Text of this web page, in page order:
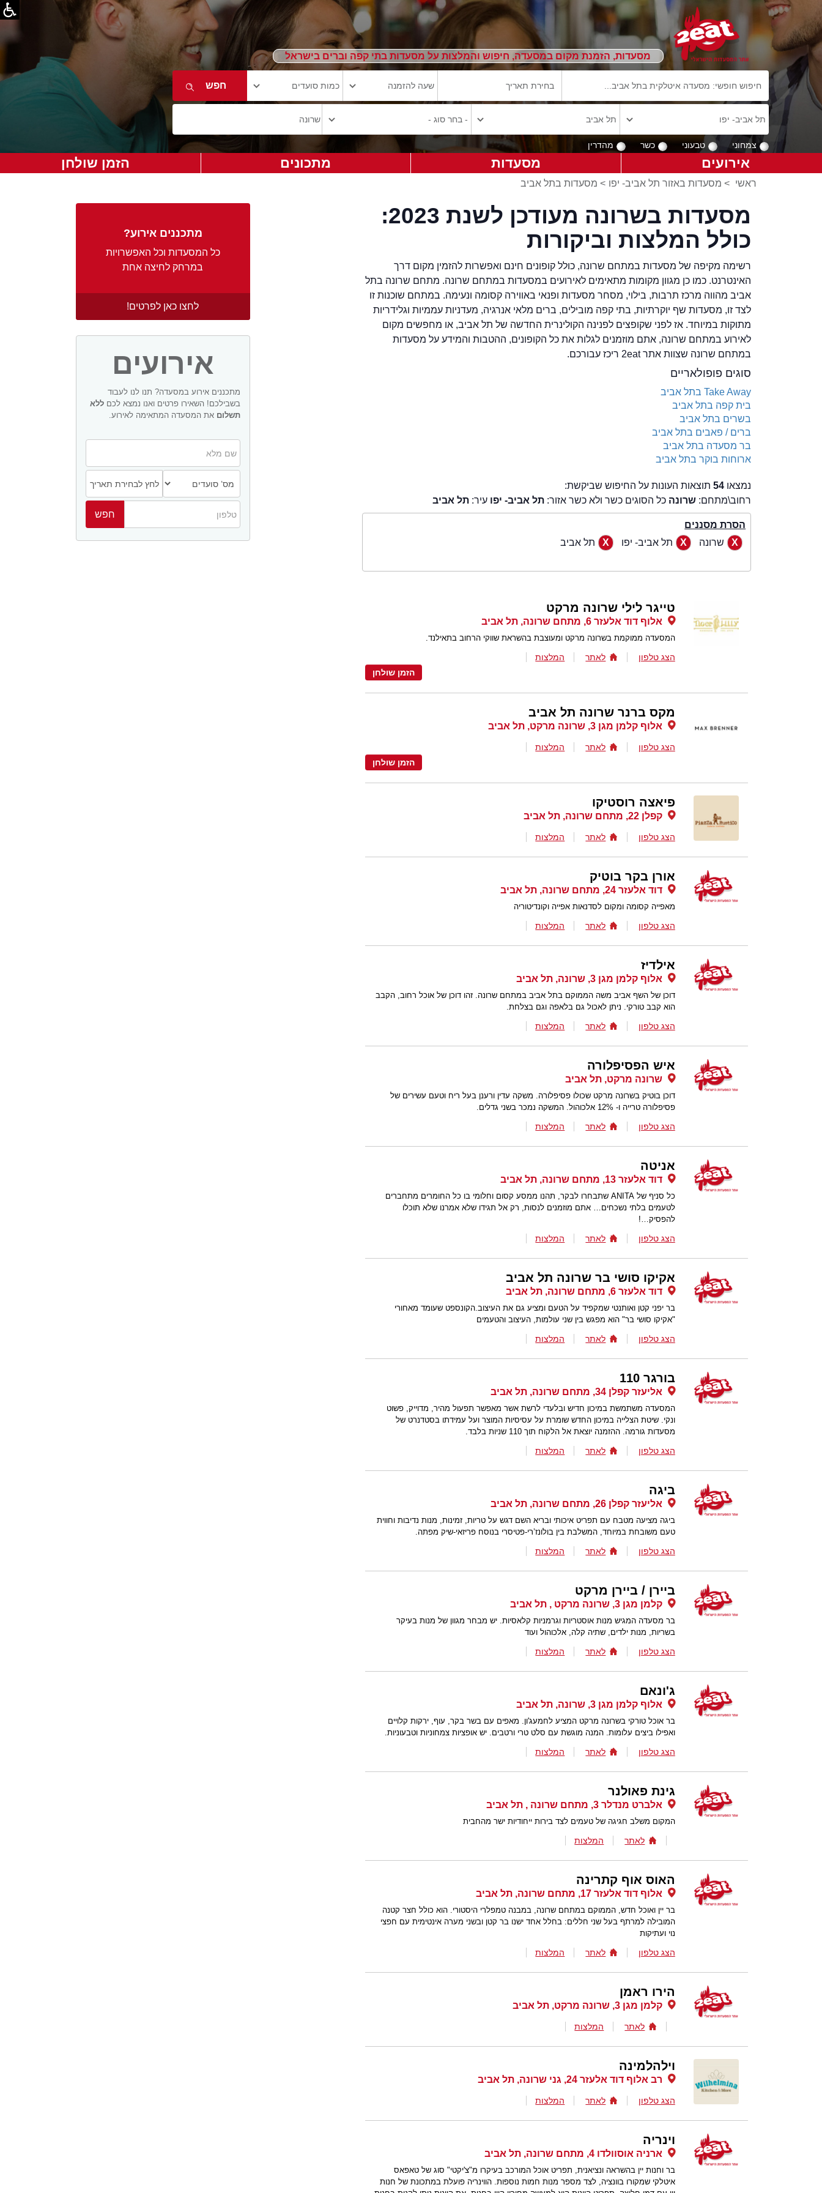
מסעדות, הזמנת מקום במסעדה, חיפוש והמלצות על מסעדות בתי קפה וברים בישראל
צמחוני טבעוני כשר מהדרין
אירועים מסעדות מתכונים הזמן שולחן
ראשי > מסעדות באזור תל אביב- יפו > מסעדות בתל אביב
מתכננים אירוע?
כל המסעדות וכל האפשרויות
במרחק לחיצה אחת
לחצו כאן לפרטים!
אירועים
מתכננים אירוע במסעדה? תנו לנו לעבוד
בשבילכם! השאירו פרטים ואנו נמצא לכם ללא
תשלום את המסעדה המתאימה לאירוע.
מסעדות בשרונה מעודכן לשנת 2023:
כולל המלצות וביקורות
רשימה מקיפה של מסעדות במתחם שרונה, כולל קופונים חינם ואפשרות להזמין מקום דרך
האינטרנט. כמו כן מגוון מקומות מתאימים לאירועים במסעדות במתחם שרונה. מתחם שרונה בתל
אביב מהווה מרכז תרבות, בילוי, מסחר מסעדות ופנאי באווירה קסומה ונעימה. במתחם שוכנות זו
לצד זו, מסעדות שף יוקרתיות, בתי קפה מובילים, ברים מלאי אנרגיה, מעדניות עממיות וגלידריות
מתוקות במיוחד. אז לפני שקופצים לפנינה הקולינרית החדשה של תל אביב, או מחפשים מקום
לאירוע במתחם שרונה, אתם מוזמנים לגלות את כל הקופונים, ההטבות והמידע על מסעדות
במתחם שרונה שצוות אתר 2eat ריכז עבורכם.
סוגים פופולאריים
Take Away בתל אביב
בית קפה בתל אביב
בשרים בתל אביב
ברים / פאבים בתל אביב
בר מסעדה בתל אביב
ארוחות בוקר בתל אביב
נמצאו 54תוצאות העונות על החיפוש שביקשת:
רחוב\מתחם: שרונה כל הסוגים כשר ולא כשר אזור: תל אביב- יפו עיר: תל אביב
הסרת מסננים
שרונה
תל אביב- יפו תל אביב
טייגר לילי שרונה מרקט
אלוף דוד אלעזר 6, מתחם שרונה, תל אביב
המסעדה ממוקמת בשרונה מרקט ומעוצבת בהשראת שווקי הרחוב בתאילנד.
הצג טלפון לאתר
המלצות
הזמן שולחן
מקס ברנר שרונה תל אביב
אלוף קלמן מגן 3, שרונה מרקט, תל אביב
הצג טלפון לאתר
המלצות
הזמן שולחן
פיאצה רוסטיקו
קפלן 22, מתחם שרונה, תל אביב
הצג טלפון לאתר המלצות
אורן בקר בוטיק
דוד אלעזר 24, מתחם שרונה, תל אביב
מאפייה קסומה ומקום לסדנאות אפייה וקונדיטוריה
הצג טלפון לאתר המלצות
אילדיז
אלוף קלמן מגן 3, שרונה, תל אביב
דוכן של השף אביב משה הממוקם בתל אביב במתחם שרונה. זהו דוכן של אוכל רחוב, הקבב
הוא קבב טורקי. ניתן לאכול גם בלאפה וגם בצלחת.
הצג טלפון לאתר המלצות
איש הפסיפלורה
שרונה מרקט, תל אביב
דוכן בוטיק בשרונה מרקט שכולו פסיפלורה. משקה עדין ורענן בעל ריח וטעם עשירים של
פסיפלורה טרייה ו- 12% אלכוהול. המשקה נמכר בשני גדלים.
הצג טלפון לאתר המלצות
אניטה
דוד אלעזר 13, מתחם שרונה, תל אביב
כל סניף של ANITA שתבחרו לבקר, תהנו ממסע קסום וחלומי בו כל החומרים מתחברים
לטעמים בלתי נשכחים… אתם מוזמנים לנסות, רק אל תגידו שלא אמרנו שלא תוכלו
להפסיק…!
הצג טלפון לאתר המלצות
אקיקו סושי בר שרונה תל אביב
דוד אלעזר 6, מתחם שרונה, תל אביב
בר יפני קטן ואותנטי שמקפיד על הטעם ומציע גם את העיצוב.הקונספט שעומד מאחורי
"אקיקו סושי בר" הוא מפגש בין שני עולמות, העיצוב והטעמים
הצג טלפון לאתר המלצות
בורגר 110
אליעזר קפלן 34, מתחם שרונה, תל אביב
המסעדה משתמשת במיכון חדיש ובלעדי לרשת אשר מאפשר תפעול מהיר, מדוייק, פשוט
ונקי. שיטת הצלייה במיכון החדש שומרת על עסיסיות המוצר ועל עמידתו בסטדנרט של
מסעדות גורמה. ההזמנה יוצאת אל הלקוח תוך 110 שניות בלבד.
הצג טלפון לאתר המלצות
ביגה
אליעזר קפלן 26, מתחם שרונה, תל אביב
ביגה מציעה מטבח עם תפריט איכותי ובריא השם דגש על טריות, זמינות, מנות נדיבות וחווית
טעם משובחת במיוחד, המשלבת בין בולונז’רי-פטיסרי בנוסח פריזאי-שיק מפתה.
הצג טלפון לאתר המלצות
ביירן / ביירן מרקט
קלמן מגן 3, שרונה מרקט , תל אביב
בר מסעדה המגיש מנות אוסטריות וגרמניות קלאסיות. יש מבחר מגוון של מנות בעיקר
בשריות, מנות ילדים, שתיה קלה, אלכוהול ועוד
הצג טלפון לאתר המלצות
ג'ונאם
אלוף קלמן מגן 3, שרונה, תל אביב
בר אוכל טורקי בשרונה מרקט המציע לחמעג'ון. מאפים עם בשר בקר, עוף, ירקות קלויים
ואפילו ביצים עלומות. המנה מוגשת עם סלט טרי ורטבים. יש אופציות צמחוניות וטבעוניות.
הצג טלפון לאתר המלצות
גינת פאולנר
אלברט מנדלר 3, מתחם שרונה , תל אביב
המקום משלב חגיגה של טעמים לצד בירות ייחודיות ישר מהחבית
לאתר המלצות
האוס אוף קתרינה
אלוף דוד אלעזר 17, מתחם שרונה, תל אביב
בר יין ואוכל חדש, הממוקם במתחם שרונה, במבנה טמפלרי היסטורי. הוא כולל חצר קטנה
המובילה למרתף בעל שני חללים: בחלל אחד ישנו בר קטן ובשני מערה אינטימית עם חפצי
נוי ועתיקות
הצג טלפון לאתר המלצות
הירו ראמן
קלמן מגן 3, שרונה מרקט, תל אביב
לאתר המלצות
וילהלמינה
רב אלוף דוד אלעזר 24, גני שרונה, תל אביב
הצג טלפון לאתר המלצות
וינריה
ארניה אוסוולדו 4, מתחם שרונה, תל אביב
בר וחנות יין בהשראה ונציאנית, תפריט אוכל המורכב בעיקרו מ"צ'יקטי" סוג של טאפאס
איטלקי שמקורו בוונציה, לצד מספר מנות חמות נוספות. הווינריה פועלת במתכונת של חנות